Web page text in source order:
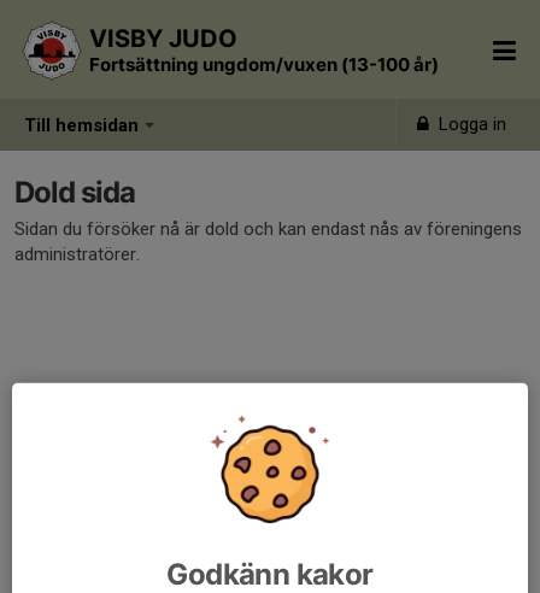
Till hemsidan Logga in
VISBY JUDO
Fortsättning ungdom/vuxen (13-100 år)
Dold sida
Sidan du försöker nå är dold och kan endast nås av föreningens
administratörer.
Godkänn kakor